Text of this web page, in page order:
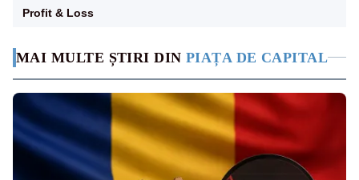
MAI MULTE ȘTIRI DIN PIAȚA DE CAPITAL
Profit & Loss